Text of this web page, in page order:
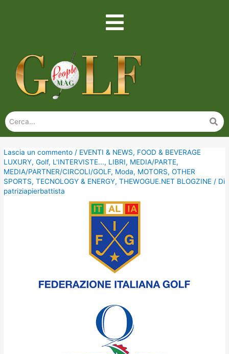
Lascia un commento / EVENTI & NEWS, FOOD & BEVERAGE
LUXURY,Golf, L'INTERVISTE..., LIBRI, MEDIA/PARTE,
MEDIA/PARTNER/CIRCOLI/GOLF, Moda, MOTORS,OTHER
SPORTS,TECNOLOGY & ENERGY,THEWOGUE.NET BLOGZINE / Di
patriziapierbattista